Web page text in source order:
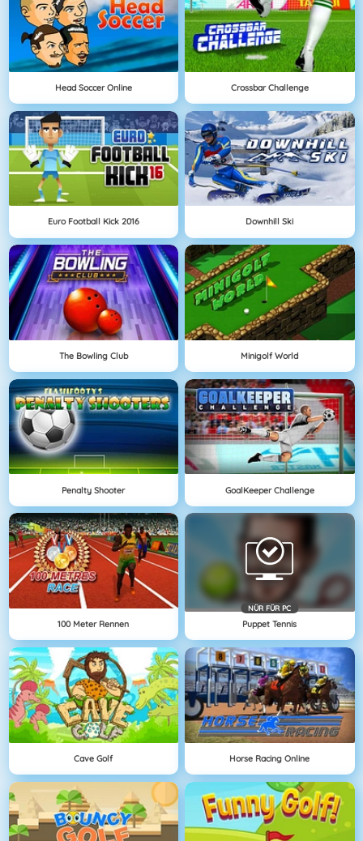
Head Soccer Online Crossbar Challenge
Euro Football Kick 2016 Downhill Ski
The Bowling Club Minigolf World
Penalty Shooter GoalKeeper Challenge
100 Meter Rennen
NÜR FÜR PC
Puppet Tennis
Cave Golf Horse Racing Online